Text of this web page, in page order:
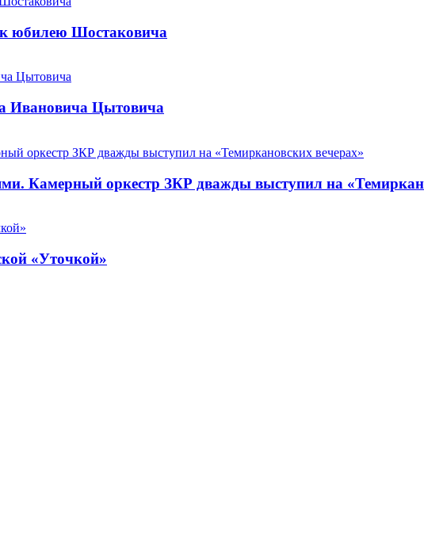
юбилею Шостаковича
Ивановича Цытовича
Камерный оркестр ЗКР дважды выступил на
«Уточкой»